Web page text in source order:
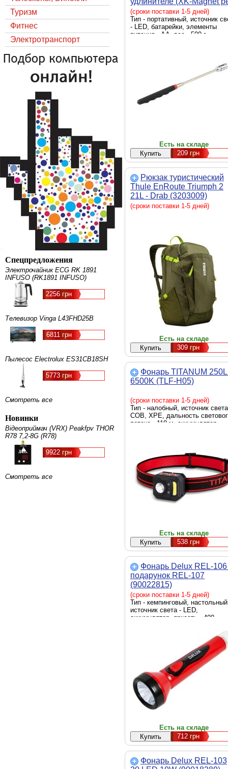
Туризм
Фитнес
Электротранспорт
Спецпредложения
Электрочайник ECG RK 1891
INFUSO (RK1891 INFUSO)
2256 грн
Телевизор Vinga L43FHD25B
6811 грн
Пылесос Electrolux ES31CB18SH
5773 грн
Смотреть все
Новинки
Відеоприймач (VRX) Peakfpv THOR
R78 7,2-8G (R78)
9922 грн
Смотреть все
8)
(сроки поставки 1-5 дней)
Тип - портативный, источник
- LED, батарейки, элементы
питания - AA, вес - 500 г
Есть на складе
209грн
Рюкзак туристический
Thule EnRoute Triumph 2
21L - Drab (3203009)
(сроки поставки 1-5 дней)
Есть на складе
309грн
Фонарь TITANUM
6500K (TLF-H05)
(сроки поставки 1-5 дней)
Тип - налобный, источник
COB, XPE, дальность
потока - 110 м, аккумулятор,
Есть на складе
538грн
Фонарь Delux REL-106
подарунок REL-107
(90022815)
(сроки поставки 1-5 дней)
Тип - кемпинговый,
источник света - LED,
аккумулятор, яркость - 400
встроенный аккумулятор, Li-
Есть на складе
712грн
Фонарь Delux REL-103